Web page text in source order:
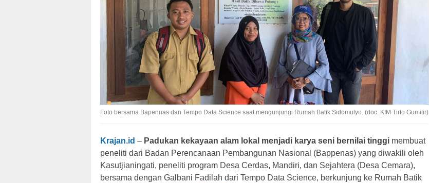
Foto bersama Bapennas dan Tempo Data Science saat mengunjungi Rumah Batik Sidomulyo. (doc. KIM Tirto Gumitir)
Krajan.id – Padukan kekayaan alam lokal menjadi karya seni bernilai tinggi membuat
peneliti dari Badan Perencanaan Pembangunan Nasional (Bappenas) yang diwakili oleh
Kasutjianingati, peneliti program Desa Cerdas, Mandiri, dan Sejahtera (Desa Cemara),
bersama dengan Galbani Fadilah dari Tempo Data Science, berkunjung ke Rumah Batik